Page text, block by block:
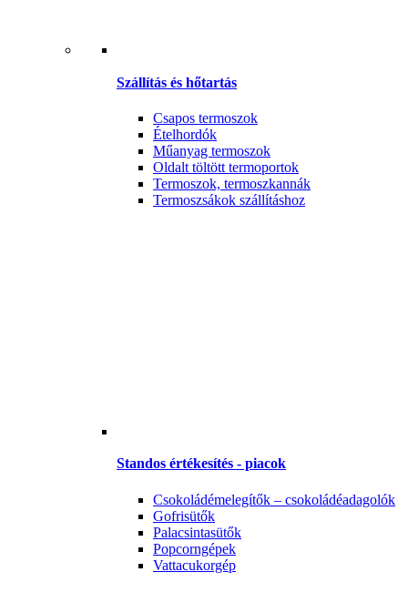
Szállítás és hőtartás
Csapos termoszok
Ételhordók
Műanyag termoszok
Oldalt töltött termoportok
Termoszok, termoszkannák
Termoszsákok szállításhoz
Standos értékesítés - piacok
Csokoládémelegítők – csokoládéadagolók
Gofrisütők
Palacsintasütők
Popcorngépek
Vattacukorgép